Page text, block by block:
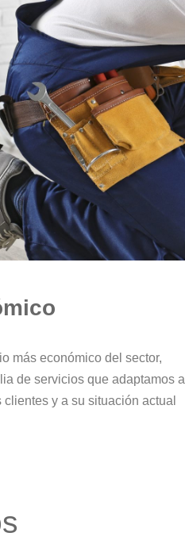
más económico del sector,
de servicios que adaptamos a
y a su situación actual